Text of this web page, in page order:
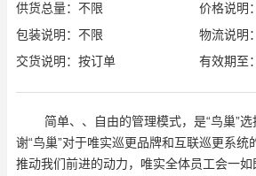
供货总量：不限
价格说明
包装说明：不限
物流说明
交货说明：按订单
有效期至
简单、、自由的管理模式，是“鸟巢”
谢“鸟巢”对于唯实巡更品牌和互联巡更系统
推动我们前进的动力，唯实全体员工会一